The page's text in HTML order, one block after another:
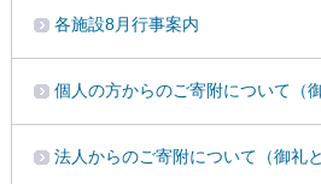
各施設8月行事案内
個人の方からのご寄附について（
法人からのご寄附について（御礼